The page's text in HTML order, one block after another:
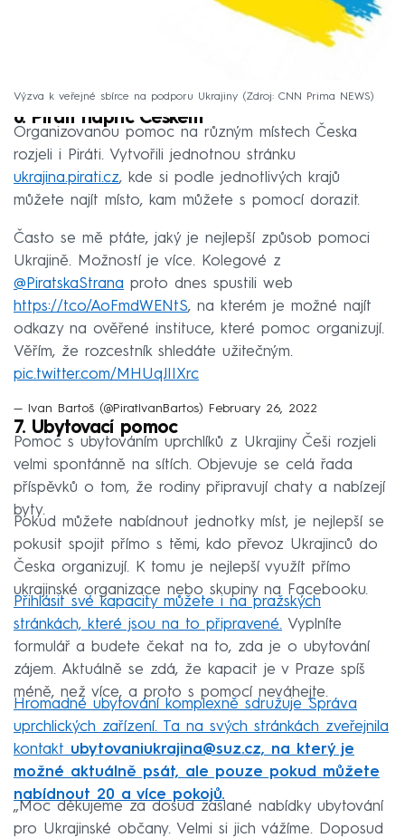
Výzva k veřejné sbírce na podporu Ukrajiny Zdroj: CNN Prima NEWS
6. Piráti napříč Českem
Organizovanou pomoc na různým místech Česka
rozjeli i Piráti. Vytvořili jednotnou stránku
ukrajina.pirati.cz, kde si podle jednotlivých krajů
můžete najít místo, kam můžete s pomocí dorazit.
Často se mě ptáte, jaký je nejlepší způsob pomoci
Ukrajině. Možností je více. Kolegové z
@PiratskaStrana proto dnes spustili web
https://t.co/AoFmdWENtS, na kterém je možné najít
odkazy na ověřené instituce, které pomoc organizují.
Věřím, že rozcestník shledáte užitečným.
pic.twitter.com/MHUqJIIXrc
— Ivan Bartoš (@PiratIvanBartos) February 26, 2022
7. Ubytovací pomoc
Pomoc s ubytováním uprchlíků z Ukrajiny Češi rozjeli
velmi spontánně na sítích. Objevuje se celá řada
příspěvků o tom, že rodiny připravují chaty a nabízejí
byty.
Pokud můžete nabídnout jednotky míst, je nejlepší se
pokusit spojit přímo s těmi, kdo převoz Ukrajinců do
Česka organizují. K tomu je nejlepší využít přímo
ukrajinské organizace nebo skupiny na Facebooku.
Přihlásit své kapacity můžete i na pražských
stránkách, které jsou na to připravené. Vyplníte
formulář a budete čekat na to, zda je o ubytování
zájem. Aktuálně se zdá, že kapacit je v Praze spíš
méně, než více, a proto s pomocí neváhejte.
Hromadné ubytování komplexně sdružuje Správa
uprchlických zařízení. Ta na svých stránkách zveřejnila
kontakt ubytovaniukrajina@suz.cz, na který je
možné aktuálně psát, ale pouze pokud můžete
nabídnout 20 a více pokojů.
„Moc děkujeme za dosud zaslané nabídky ubytování
pro Ukrajinské občany. Velmi si jich vážíme. Doposud